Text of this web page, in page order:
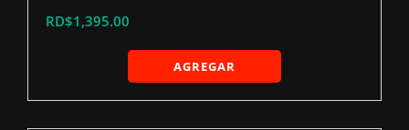
RD$1,395.00
AGREGAR